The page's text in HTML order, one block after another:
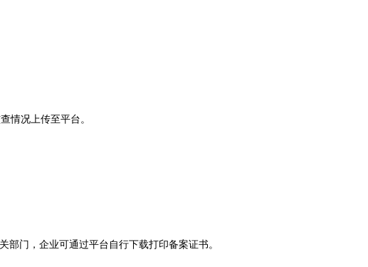
情况上传至平台。
门，企业可通过平台自行下载打印备案证书。